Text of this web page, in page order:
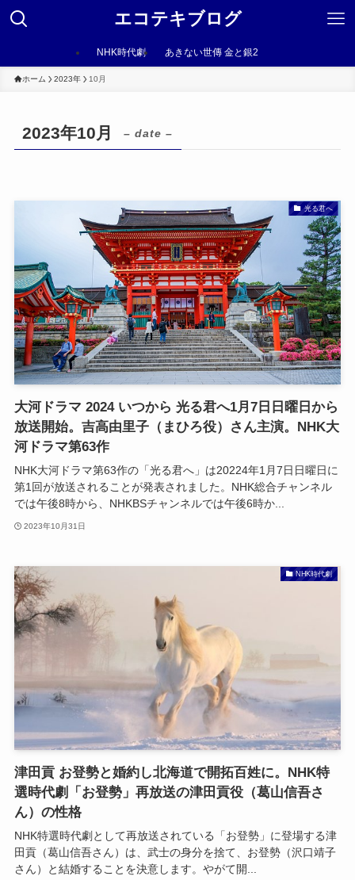
エコテキブログ
NHK時代劇 あきない世傳 金と銀2
ホーム 2023年 10月
2023年10月 – date –
光る君へ
大河ドラマ 2024 いつから 光る君へ1月7日日曜日から
放送開始。吉高由里子（まひろ役）さん主演。NHK大
河ドラマ第63作
NHK大河ドラマ第63作の「光る君へ」は20224年1月7日日曜日に
第1回が放送されることが発表されました。NHK総合チャンネル
では午後8時から、NHKBSチャンネルでは午後6時か...
2023年10月31日
NHK時代劇
津田貢 お登勢と婚約し北海道で開拓百姓に。NHK特
選時代劇「お登勢」再放送の津田貢役（葛山信吾さ
ん）の性格
NHK特選時代劇として再放送されている「お登勢」に登場する津
田貢（葛山信吾さん）は、武士の身分を捨て、お登勢（沢口靖子
さん）と結婚することを決意します。やがて開...